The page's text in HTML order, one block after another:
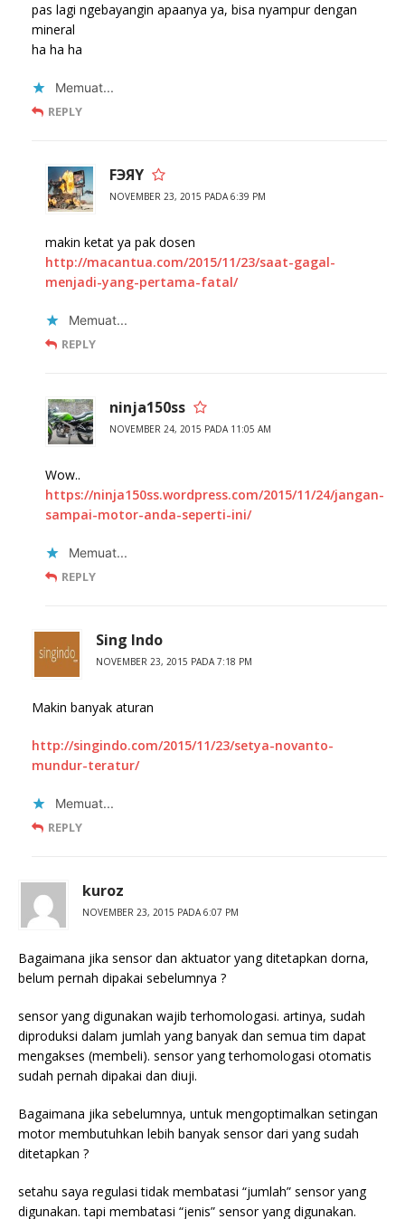
pas lagi ngebayangin apaanya ya, bisa nyampur dengan
mineral
ha ha ha
Memuat...
REPLY
FЭЯY
NOVEMBER 23, 2015 PADA 6:39 PM
makin ketat ya pak dosen
http://macantua.com/2015/11/23/saat-gagal-
menjadi-yang-pertama-fatal/
Memuat...
REPLY
ninja150ss
NOVEMBER 24, 2015 PADA 11:05 AM
Wow..
https://ninja150ss.wordpress.com/2015/11/24/jangan-
sampai-motor-anda-seperti-ini/
Memuat...
REPLY
Sing Indo
NOVEMBER 23, 2015 PADA 7:18 PM
Makin banyak aturan
http://singindo.com/2015/11/23/setya-novanto-
mundur-teratur/
Memuat...
REPLY
kuroz
NOVEMBER 23, 2015 PADA 6:07 PM
Bagaimana jika sensor dan aktuator yang ditetapkan dorna,
belum pernah dipakai sebelumnya ?
sensor yang digunakan wajib terhomologasi. artinya, sudah
diproduksi dalam jumlah yang banyak dan semua tim dapat
mengakses (membeli). sensor yang terhomologasi otomatis
sudah pernah dipakai dan diuji.
Bagaimana jika sebelumnya, untuk mengoptimalkan setingan
motor membutuhkan lebih banyak sensor dari yang sudah
ditetapkan ?
setahu saya regulasi tidak membatasi “jumlah” sensor yang
digunakan. tapi membatasi “jenis” sensor yang digunakan.